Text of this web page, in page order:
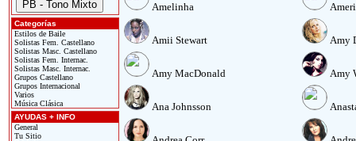
Categorías
Estilos de Baile
Solistas Fem. Castellano
Solistas Masc. Castellano
Solistas Fem. Internac.
Solistas Masc. Internac.
Grupos Castellano
Grupos Internacional
Varios
Música Clásica
AYUDAS + INFO
General
Tu Sitio
Amelinha
Amii Stewart Amy
Amy MacDonald Amy
Ana Johnsson